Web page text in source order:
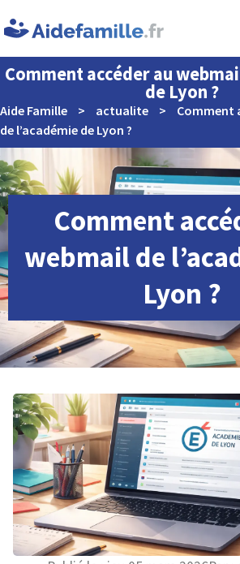
Comment accéder au
de Lyon ?
Aide Famille > actualite >
Comment
de l’académie de Lyon ?
Comment
webmail de
Lyon ?